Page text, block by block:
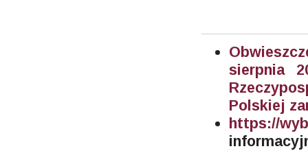
sierpnia
Polskiej
https://